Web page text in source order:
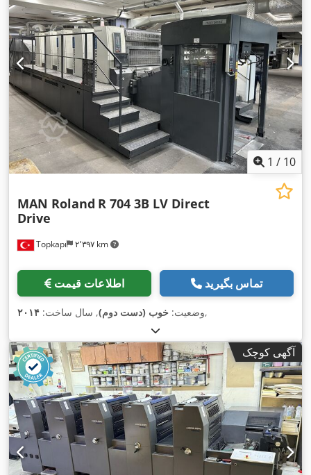
1 / 10
Topkapı ۲٬۳۹۷ km
MAN Roland R 704 3B LV Direct
Drive
اطلاعات قیمت تماس بگیرید
وضعیت: خوب (دست دوم), سال ساخت: ۲۰۱۴ ,
آگهی کوچک